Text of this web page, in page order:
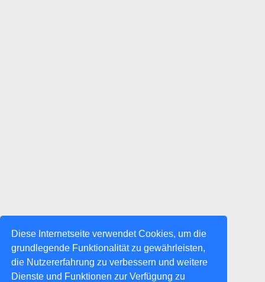
Diese Internetseite verwendet Cookies, um die
grundlegende Funktionalität zu gewährleisten,
die Nutzererfahrung zu verbessern und weitere
Dienste und Funktionen zur Verfügung zu